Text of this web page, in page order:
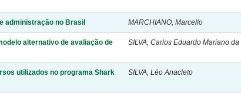
administração no Brasil MARCHIANO, Marcello
alternativo de avaliação de
SILVA, Carlos Eduardo Mariano da
utilizados no programa Shark
SILVA, Léo Anacleto